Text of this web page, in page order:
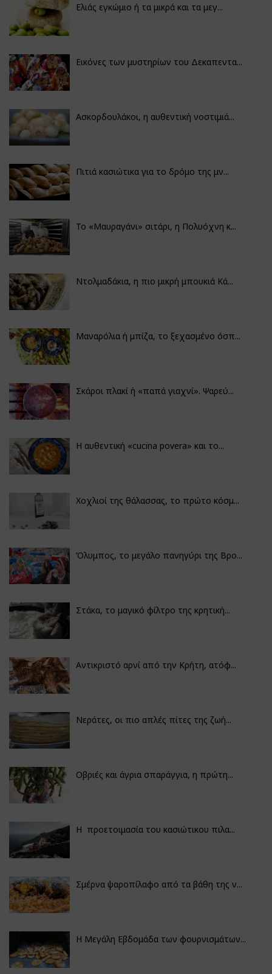
Ελιάς εγκώμιο ή τα μικρά και τα μεγ...
Εικόνες των μυστηρίων του Δεκαπεντα...
Ασκορδουλάκοι, η αυθεντική νοστιμιά...
Πιτιά κασιώτικα για το δρόμο της μν...
Το «Μαυραγάνι» σιτάρι, η Πολυόχνη κ...
Ντολμαδάκια, η πιο μικρή μπουκιά Κά...
Μαναρόλια ή μπίζα, το ξεχασμένο όσπ...
Σκάροι πλακί ή «παπά γιαχνί». Ψαρεύ...
Η αυθεντική «cucina povera» και το...
Χοχλιοί της θάλασσας, το πρώτο κόσμ...
Όλυμπος, το μεγάλο πανηγύρι της Βρο...
Στάκα, το μαγικό φίλτρο της κρητική...
Αντικριστό αρνί από την Κρήτη, ατόφ...
Νεράτες, οι πιο απλές πίτες της ζωή...
Οβριές και άγρια σπαράγγια, η πρώτη...
Η προετοιμασία του κασιώτικου πιλα...
Σμέρνα ψαροπίλαφο από τα βάθη της ν...
Η Μεγάλη Εβδομάδα των φουρνισμάτων...